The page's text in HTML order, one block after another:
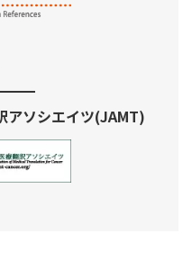
アソシエイツ(JAMT)